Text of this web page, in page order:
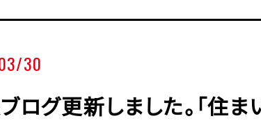
30
ログ更新しました。「住